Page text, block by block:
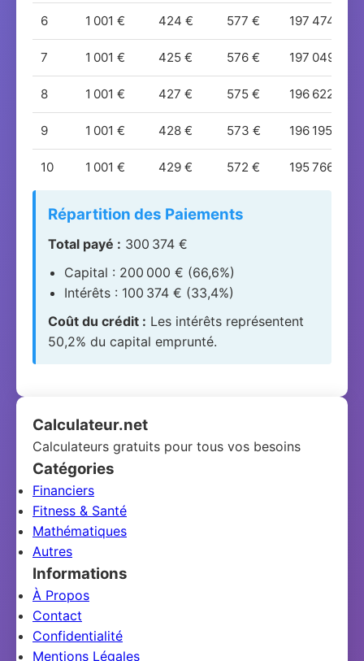
6 1 001 € 424 € 577 € 197 474 €
7 1 001 € 425 € 576 € 197 049 €
8 1 001 € 427 € 575 € 196 622 €
9 1 001 € 428 € 573 € 196 195 €
10 1 001 € 429 € 572 € 195 766 €
1 001 € 430 €
12 1 001 € 432 €
13 1 001 € 433 € 568 €
14 1 001 € 434 € 567 € 194 037 €
15 1 001 € 435 €
17 1 001 €
18 1 001 € 439 €
19 1 001 €
20 1 001 €
21 1 001 €
22 1 001 €
23 1 001 €
Répartition des Paiements
Total payé : 300 374 €
Capital : 200 000 € (66,6%)
Intérêts : 100 374 € (33,4%)
Coût du crédit : Les intérêts représentent
50,2% du capital emprunté.
Calculateur.net
Calculateurs gratuits pour tous vos besoins
Catégories
Financiers
Fitness & Santé
Mathématiques
Autres
Informations
À Propos
Contact
Confidentialité
Mentions Légales